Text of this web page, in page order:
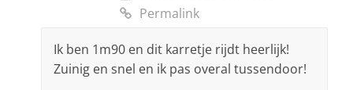
Permalink
Ik ben 1m90 en dit karretje rijdt heerlijk!
Zuinig en snel en ik pas overal tussendoor!